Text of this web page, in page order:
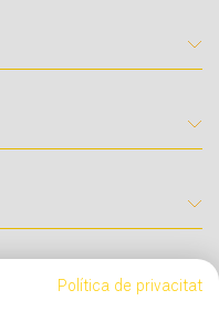
Política de privacitat